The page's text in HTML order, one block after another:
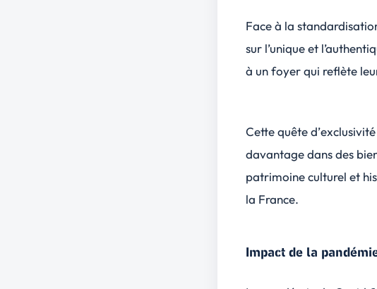
Face à la
sur l’unique et
à un foyer qui reflète
Cette quête d’exclusivité
davantage dans des
patrimoine culturel et
la France.
Impact de la